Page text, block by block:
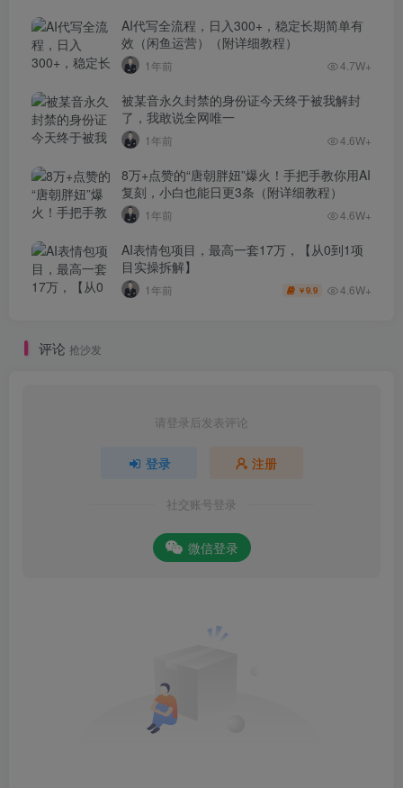
AI代写全流程，日入300+，稳定长期简单有
效（闲鱼运营）（附详细教程）
1年前 4.7W+
被某音永久封禁的身份证今天终于被我解封
了，我敢说全网唯一
1年前 4.6W+
8万+点赞的“唐朝胖妞”爆火！手把手教你用AI
复刻，小白也能日更3条（附详细教程）
1年前 4.6W+
AI表情包项目，最高一套17万，【从0到1项
目实操拆解】
1年前 ￥9.9 4.6W+
评论 抢沙发
请登录后发表评论
登录 注册
社交账号登录
微信登录